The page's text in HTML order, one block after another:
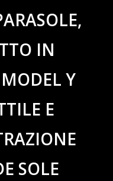
IN
Y
​E
SOLE